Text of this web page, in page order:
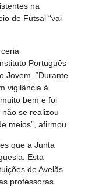
na
de Futsal “vai
Português
Jovem. “Durante
vigilância à
bem e foi
se realizou
meios”, afirmou.
que a Junta
Esta
de Avelãs
professoras